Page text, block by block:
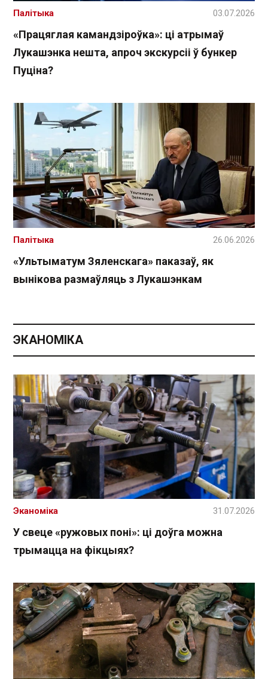
«Працяглая камандзіроўка»: ці атрымаў
Лукашэнка нешта, апроч экскурсіі ў бункер
Пуціна?
Палітыка 03.07.2026
«Ультыматум Зяленскага» паказаў, як
вынікова размаўляць з Лукашэнкам
Палітыка 26.06.2026
ЭКАНОМІКА
У свеце «ружовых поні»: ці доўга можна
трымацца на фікцыях?
Эканоміка 31.07.2026